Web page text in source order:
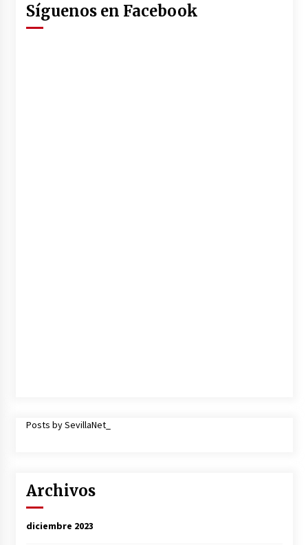
Síguenos en Facebook
Posts by SevillaNet_
Archivos
diciembre 2023